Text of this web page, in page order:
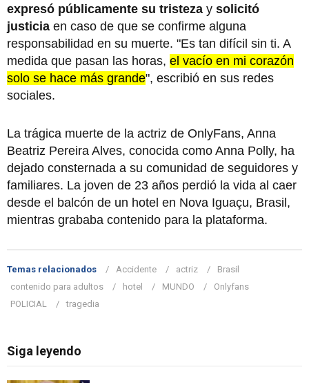
expresó públicamente su tristeza y solicitó
justicia en caso de que se confirme alguna
responsabilidad en su muerte. "Es tan difícil sin ti. A
medida que pasan las horas, el vacío en mi corazón
solo se hace más grande", escribió en sus redes
sociales.
La trágica muerte de la actriz de OnlyFans, Anna
Beatriz Pereira Alves, conocida como Anna Polly, ha
dejado consternada a su comunidad de seguidores y
familiares. La joven de 23 años perdió la vida al caer
desde el balcón de un hotel en Nova Iguaçu, Brasil,
mientras grababa contenido para la plataforma.
Temas relacionados Accidente actriz
Brasil
contenido para adultos
hotel MUNDO
Onlyfans
POLICIAL
tragedia
Siga leyendo